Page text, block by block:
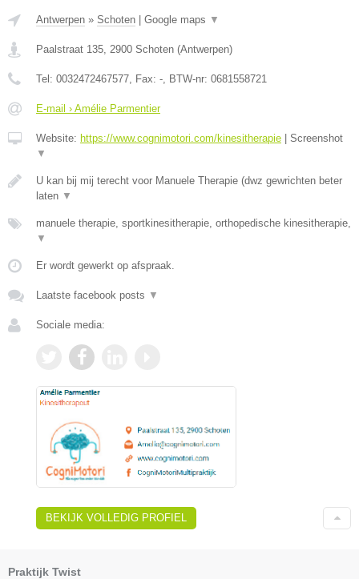
Antwerpen » Schoten | Google maps ▼
Paalstraat 135 2900 Schoten (Antwerpen)
Tel: 0032472467577 , Fax: - , BTW-nr: 0681558721
E-mail › Amélie Parmentier
Website: https://www.cognimotori.com/kinesitherapie | Screenshot
▼
U kan bij mij terecht voor Manuele Therapie (dwz gewrichten beter
laten ▼
manuele therapie, sportkinesitherapie, orthopedische kinesitherapie,
▼
Er wordt gewerkt op afspraak.
Laatste facebook posts ▼
Sociale media:
BEKIJK VOLLEDIG PROFIEL
Praktijk Twist